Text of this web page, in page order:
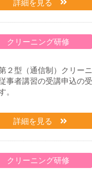
クリーニング研修
２型（通信制）クリー
事者講習の受講申込の
詳細を見る
クリーニング研修